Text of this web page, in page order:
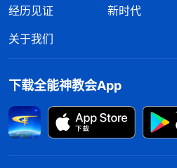
经历见证
新时代
关于我们
下载全能神教会App